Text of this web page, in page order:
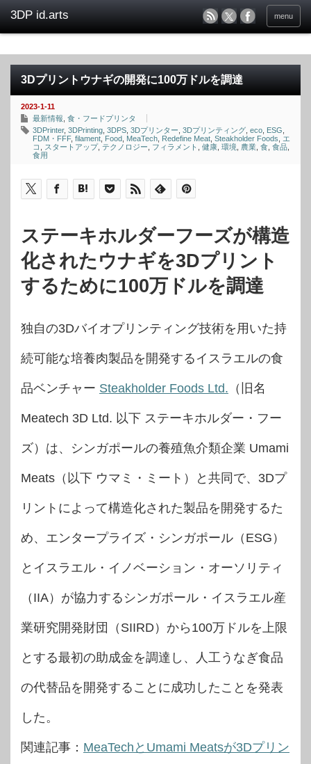
menu
3Dプリントウナギの開発に100万ドルを調達
2023-1-11
最新情報 食・フードプリンタ
3DPrinter, 3DPrinting 3DPS 3Dプリンター 3Dプリンティング eco ESG
FDM・FFF, filament Food MeaTech Redefine Meat Steakholder Foods
エ
コ
スタートアップ, テクノロジー フィラメント 健康 環境 農業 食 食品
食用
ステーキホルダーフーズが構造
化されたウナギを3Dプリント
するために100万ドルを調達
独自の3Dバイオプリンティング技術を用いた持
続可能な培養肉製品を開発するイスラエルの食
品ベンチャー Steakholder Foods Ltd. （旧名
Meatech 3D Ltd. 以下 ステーキホルダー・フー
ズ）は、シンガポールの養殖魚介類企業 Umami
Meats（以下 ウマミ・ミート）と共同で、3Dプ
リントによって構造化された製品を開発するた
め、エンタープライズ・シンガポール（ESG）
とイスラエル・イノベーション・オーソリティ
（IIA）が協力するシンガポール・イスラエル産
業研究開発財団（SIIRD）から100万ドルを上限
とする最初の助成金を調達し、人工うなぎ食品
の代替品を開発することに成功したことを発表
した。
関連記事： MeaTechとUmami Meatsが3Dプリン